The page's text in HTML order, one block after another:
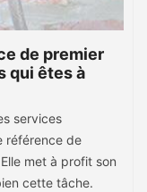
de premier
qui êtes à
services
référence de
met à profit son
cette tâche.